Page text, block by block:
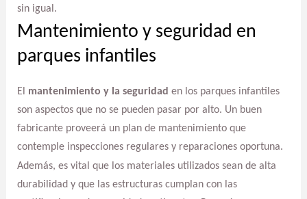
sin igual.
Mantenimiento y seguridad en
parques infantiles
El mantenimiento y la seguridad en los parques infantiles
son aspectos que no se pueden pasar por alto. Un buen
fabricante proveerá un plan de mantenimiento que
contemple inspecciones regulares y reparaciones oportuna.
Además, es vital que los materiales utilizados sean de alta
durabilidad y que las estructuras cumplan con las